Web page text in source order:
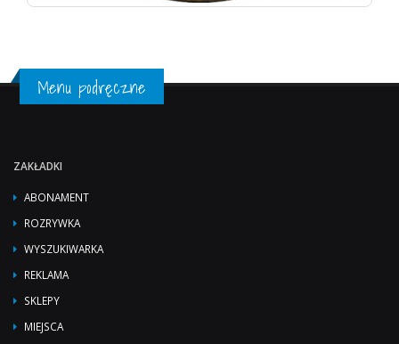
Menu podręczne
ZAKŁADKI
ABONAMENT
ROZRYWKA
WYSZUKIWARKA
REKLAMA
SKLEPY
MIEJSCA